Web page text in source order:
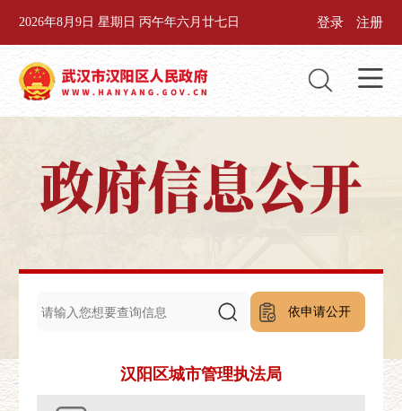
2026年8月9日 星期日 丙午年六月廿七日 登录 注册
依申请公开
汉阳区城市管理执法局